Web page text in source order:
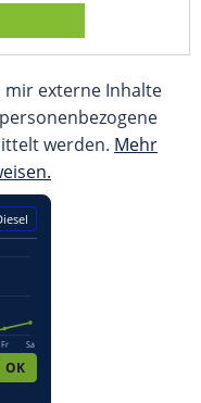
mir externe Inhalte
werden. Mehr